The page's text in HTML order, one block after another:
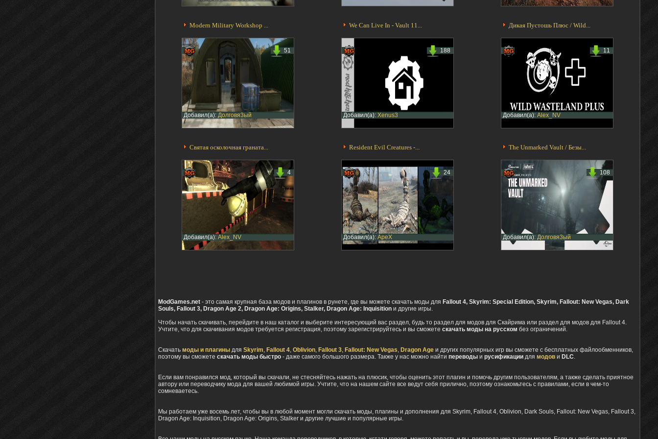
Modern Military Workshop ...
51
Добавил(а): Долговя3ый
We Can Live In - Vault 11...
188
Добавил(а): Xenus3
Дикая Пустошь Плюс / Wild...
11
Добавил(а): Alex_NV
Святая осколочная граната...
4
Добавил(а): Alex_NV
Resident Evil Creatures -...
24
Добавил(а): ApeX
The Unmarked Vault / Безы...
108
Добавил(а): Долговя3ый
ModGames.net - это самая крупная база модов и плагинов в рунете, где вы можете скачать моды для Fallout 4, Skyrim: Special Edition, Skyrim, Fallout: New Vegas, Dark
Souls, Fallout 3, Dragon Age 2, Dragon Age: Origins, Stalker, Dragon Age: Inquisition и другие игры.
Чтобы начать скачивать, перейдите в наш каталог и выберите интересующий вас раздел, будь то раздел для модов для Скайрима или раздел для модов для Fallout 4.
Учтите, что для скачивания модов требуется регистрация, поэтому зарегистрируйтесь и вы сможете скачать моды на русском без ограничений.
Cкачать моды и плагины для Skyrim, Fallout 4, Oblivion, Fallout 3, Fallout: New Vegas, Dragon Age и других популярных игр вы сможете с бесплатных файлообменников,
поэтому вы сможете скачать моды быстро - даже самого большого размера. Также у нас можно найти переводы и русификации для модов и DLC.
Если вам понравился мод, который вы скачали, не стесняйтесь нажать на плюсик, чтобы оценить этот плагин и помочь другим пользователям, а также сделать приятное
автору или переводчику мода для вашей любимой игры. Учтите, что на нашем сайте все ведут себя прилично, поэтому ознакомьтесь с правилами, если в чем-то
сомневаетесь.
Мы работаем уже восемь лет, чтобы вы в любой момент могли скачать моды, плагины и дополнения для Skyrim, Fallout 4, Oblivion, Dark Souls, Fallout: New Vegas, Fallout 3,
Dragon Age: Inquisition, Dragon Age: Origins, Stalker и другие лучшие и популярные игры.